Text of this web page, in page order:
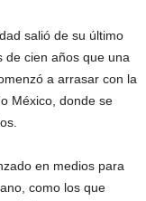
salió de su último
de cien años que una
a arrasar con la
México, donde se
en medios para
como los que